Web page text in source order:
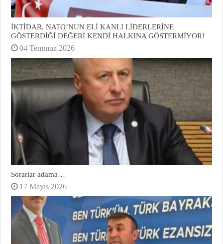
İKTİDAR, NATO’NUN ELİ KANLI LİDERLERİNE
GÖSTERDİĞİ DEĞERİ KENDİ HALKINA GÖSTERMİYOR!
04 Temmuz 2026
Sorarlar adama…
17 Mayıs 2026